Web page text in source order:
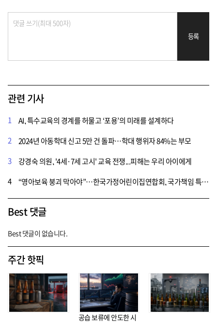
등록
관련 기사
1
AI, 특수교육의 경계를 허물고 ‘포용’의 미래를 설계하다
2
2024년 아동학대 신고 5만 건 돌파…학대 행위자 84%는 부모
3
강경숙 의원, '4세·7세 고시' 교육 전쟁...피해는 우리 아이에게
4
“영아보육 붕괴 막아야”…한국가정어린이집연합회, 국가책임 특별법 제정 촉구
Best 댓글
Best 댓글이 없습니다.
주간 핫픽
공습 보류에 안도한 시